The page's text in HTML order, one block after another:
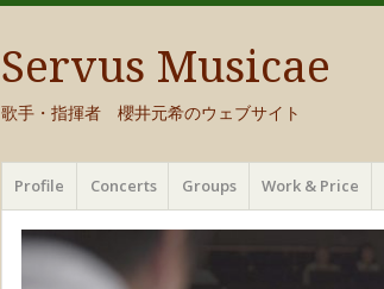
Servus Musicae
歌手・指揮者 櫻井元希のウェブサイト
メ
ニ
コ
ンProfile Concerts Groups Work & Price